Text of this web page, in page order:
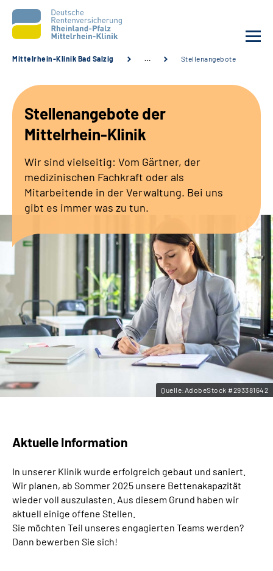
Unsere Angebote
Karriere
Zuweisende &
Leichte Sprache
Gebärdensprache
Mittelrhein-Klinik Bad Salzig … Stellenangebote
Stellenangebote der
Mittelrhein-Klinik
Wir sind vielseitig: Vom Gärtner, der
medizinischen Fachkraft oder als
Mitarbeitende in der Verwaltung. Bei uns
gibt es immer was zu tun.
Quelle:AdobeStock #293381642
Aktuelle Information
In unserer Klinik wurde erfolgreich gebaut und saniert.
Wir planen, ab Sommer 2025 unsere Bettenakapazität
wieder voll auszulasten. Aus diesem Grund haben wir
aktuell einige offene Stellen.
Sie möchten Teil unseres engagierten Teams werden?
Dann bewerben Sie sich!